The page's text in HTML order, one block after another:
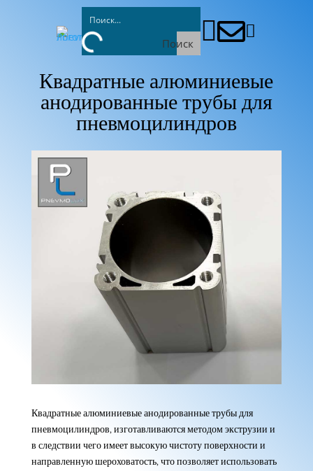
Поиск 
Квадратные алюминиевые
анодированные трубы для
пневмоцилиндров
Квадратные алюминиевые анодированные трубы для
пневмоцилиндров, изготавливаются методом экструзии и
в следствии чего имеет высокую чистоту поверхности и
направленную шероховатость, что позволяет использовать